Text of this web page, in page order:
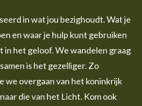
in wat jou bezighoudt. Wat je
en waar je hulp kunt gebruiken
in het geloof. We wandelen graag
is het gezelliger. Zo
we overgaan van het koninkrijk
die van het Licht. Kom ook